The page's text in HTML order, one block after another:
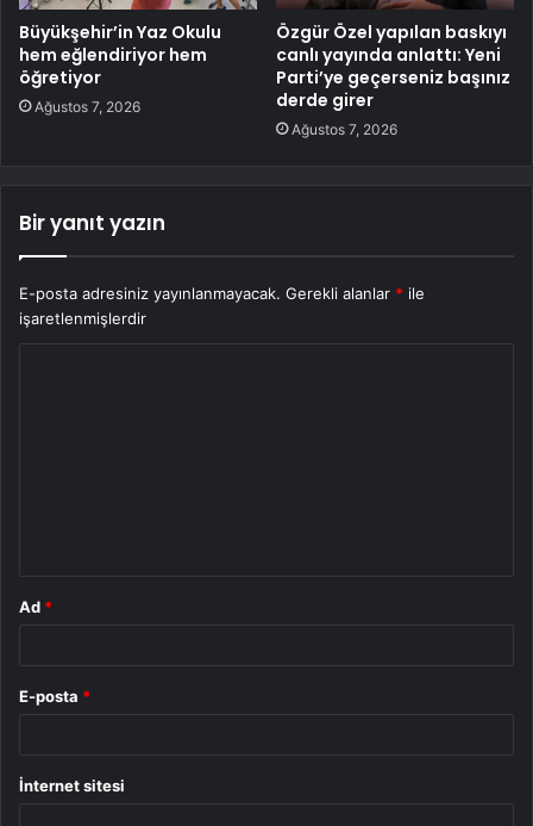
Büyükşehir’in Yaz Okulu
hem eğlendiriyor hem
öğretiyor
Ağustos 7, 2026
Özgür Özel yapılan baskıyı
canlı yayında anlattı: Yeni
Parti’ye geçerseniz başınız
derde girer
Ağustos 7, 2026
Bir yanıt yazın
E-posta adresiniz yayınlanmayacak. Gerekli alanlar * ile
işaretlenmişlerdir
Ad *
E-posta *
İnternet sitesi